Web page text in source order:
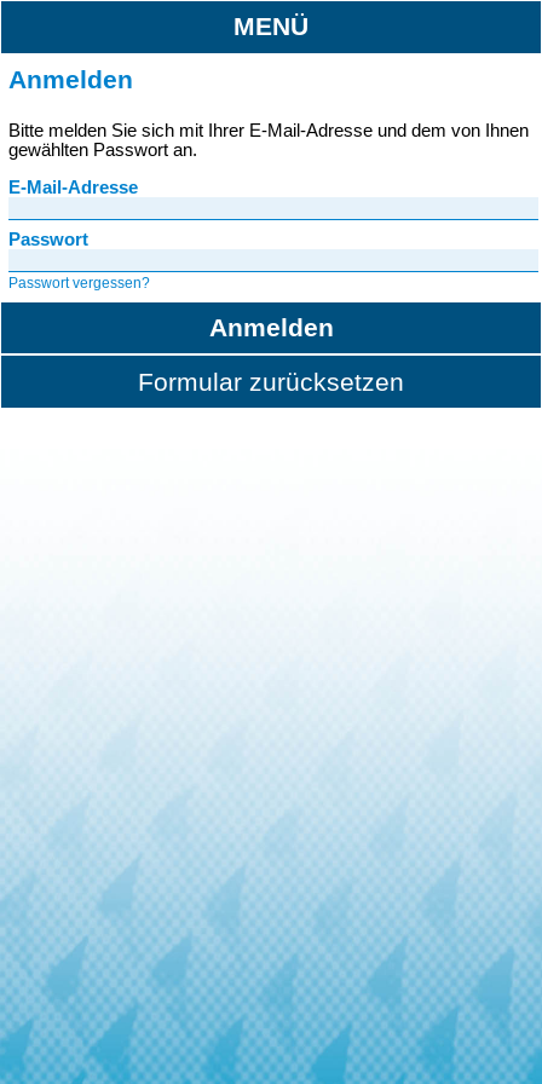
MENÜ
Anmelden
Bitte melden Sie sich mit Ihrer E-Mail-Adresse und dem von Ihnen
gewählten Passwort an.
E-Mail-Adresse
Passwort
Passwort vergessen?
Anmelden
Formular zurücksetzen